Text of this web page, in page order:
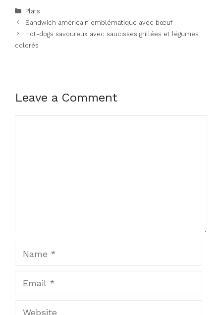
Categories
Plats
Sandwich américain emblématique avec bœuf
Hot-dogs savoureux avec saucisses grillées et légumes
colorés
Leave a Comment